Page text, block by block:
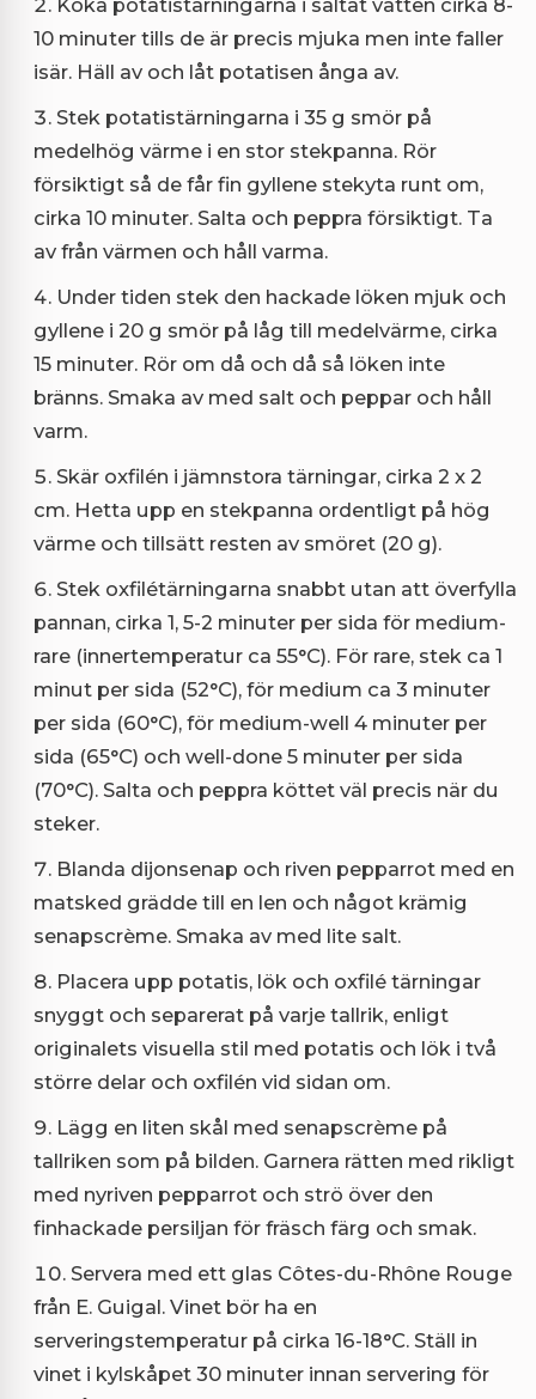
Koka potatistärningarna i saltat vatten cirka 8-
10 minuter tills de är precis mjuka men inte faller
isär. Häll av och låt potatisen ånga av.
Stek potatistärningarna i 35 g smör på
medelhög värme i en stor stekpanna. Rör
försiktigt så de får fin gyllene stekyta runt om,
cirka 10 minuter. Salta och peppra försiktigt. Ta
av från värmen och håll varma.
Under tiden stek den hackade löken mjuk och
gyllene i 20 g smör på låg till medelvärme, cirka
15 minuter. Rör om då och då så löken inte
bränns. Smaka av med salt och peppar och håll
varm.
Skär oxfilén i jämnstora tärningar, cirka 2 x 2
cm. Hetta upp en stekpanna ordentligt på hög
värme och tillsätt resten av smöret (20 g).
Stek oxfilétärningarna snabbt utan att överfylla
pannan, cirka 1, 5-2 minuter per sida för medium-
rare (innertemperatur ca 55°C). För rare, stek ca 1
minut per sida (52°C), för medium ca 3 minuter
per sida (60°C), för medium-well 4 minuter per
sida (65°C) och well-done 5 minuter per sida
(70°C). Salta och peppra köttet väl precis när du
steker.
Blanda dijonsenap och riven pepparrot med en
matsked grädde till en len och något krämig
senapscrème. Smaka av med lite salt.
Placera upp potatis, lök och oxfilé tärningar
snyggt och separerat på varje tallrik, enligt
originalets visuella stil med potatis och lök i två
större delar och oxfilén vid sidan om.
Lägg en liten skål med senapscrème på
tallriken som på bilden. Garnera rätten med rikligt
med nyriven pepparrot och strö över den
finhackade persiljan för fräsch färg och smak.
Servera med ett glas Côtes-du-Rhône Rouge
från E. Guigal. Vinet bör ha en
serveringstemperatur på cirka 16-18°C. Ställ in
vinet i kylskåpet 30 minuter innan servering för